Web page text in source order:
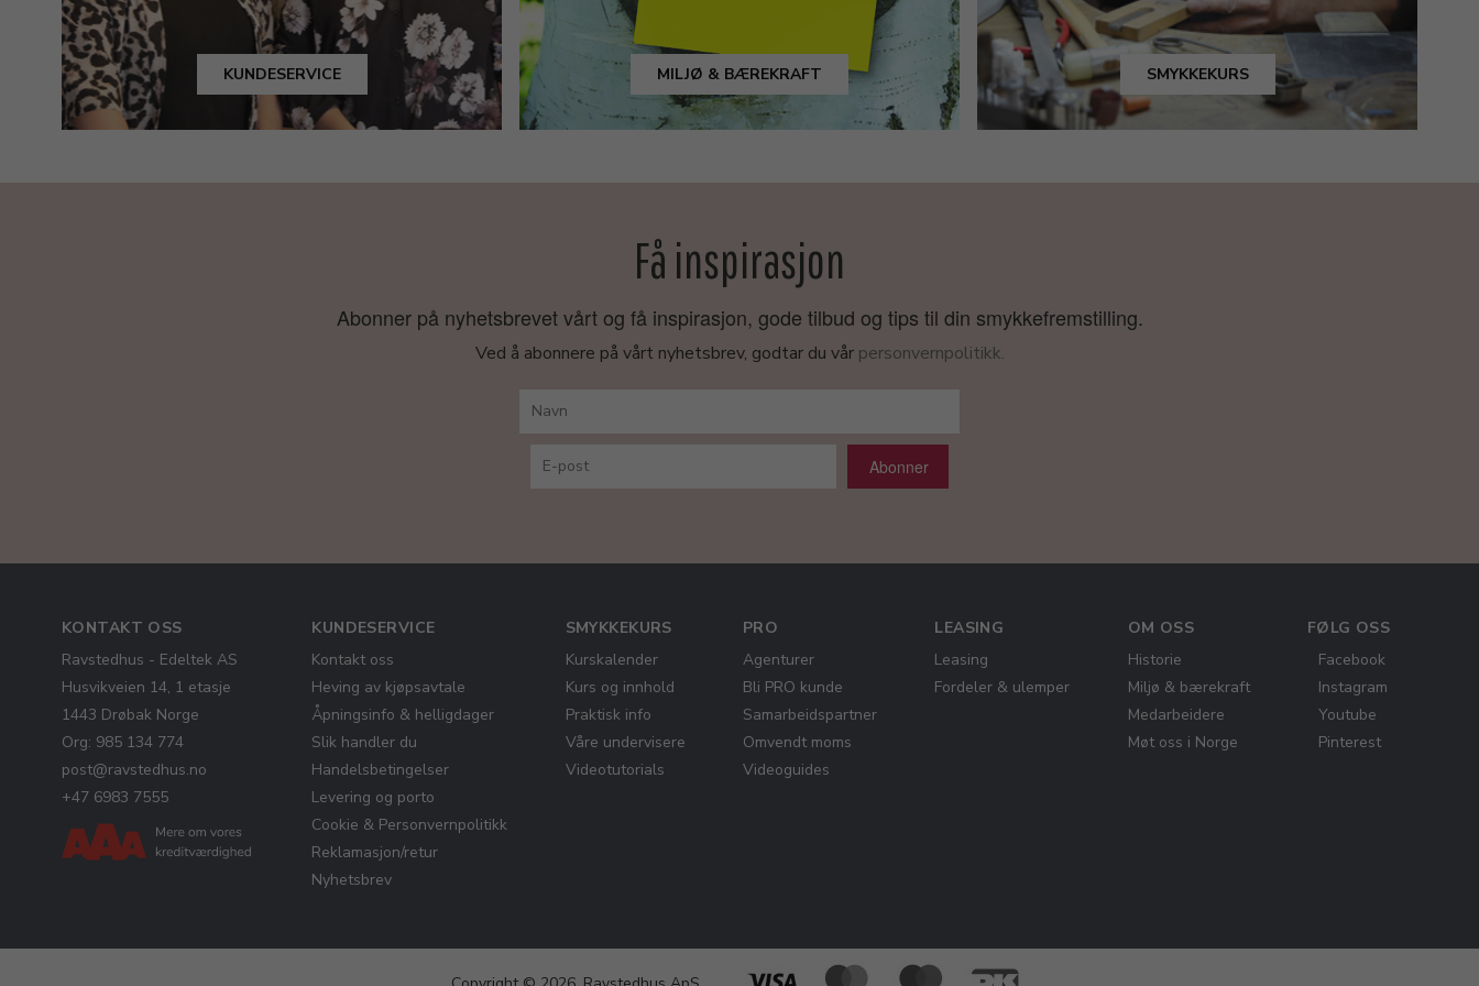
KUNDESERVICE MILJØ & BÆREKRAFT SMYKKEKURS
Få inspirasjon
Abonner på nyhetsbrevet vårt og få inspirasjon, gode tilbud og tips til din smykkefremstilling.
Ved å abonnere på vårt nyhetsbrev, godtar du vår personvernpolitikk.
Abonner
KONTAKT OSS
Ravstedhus - Edeltek AS
Husvikveien 14, 1 etasje
1443 Drøbak Norge
Org: 985 134 774
post@ravstedhus.no
+47 6983 7555
KUNDESERVICE
Kontakt oss
Heving av kjøpsavtale
Åpningsinfo & helligdager
Slik handler du
Handelsbetingelser
Levering og porto
Cookie & Personvernpolitikk
Reklamasjon/retur
Nyhetsbrev
SMYKKEKURS
Kurskalender
Kurs og innhold
Praktisk info
Våre undervisere
Videotutorials
PRO
Agenturer
Bli PRO kunde
Samarbeidspartner
Omvendt moms
Videoguides
LEASING
Leasing
Fordeler & ulemper
OM OSS
Historie
Miljø & bærekraft
Medarbeidere
Møt oss i Norge
FØLG OSS
Facebook
Instagram
Youtube
Pinterest